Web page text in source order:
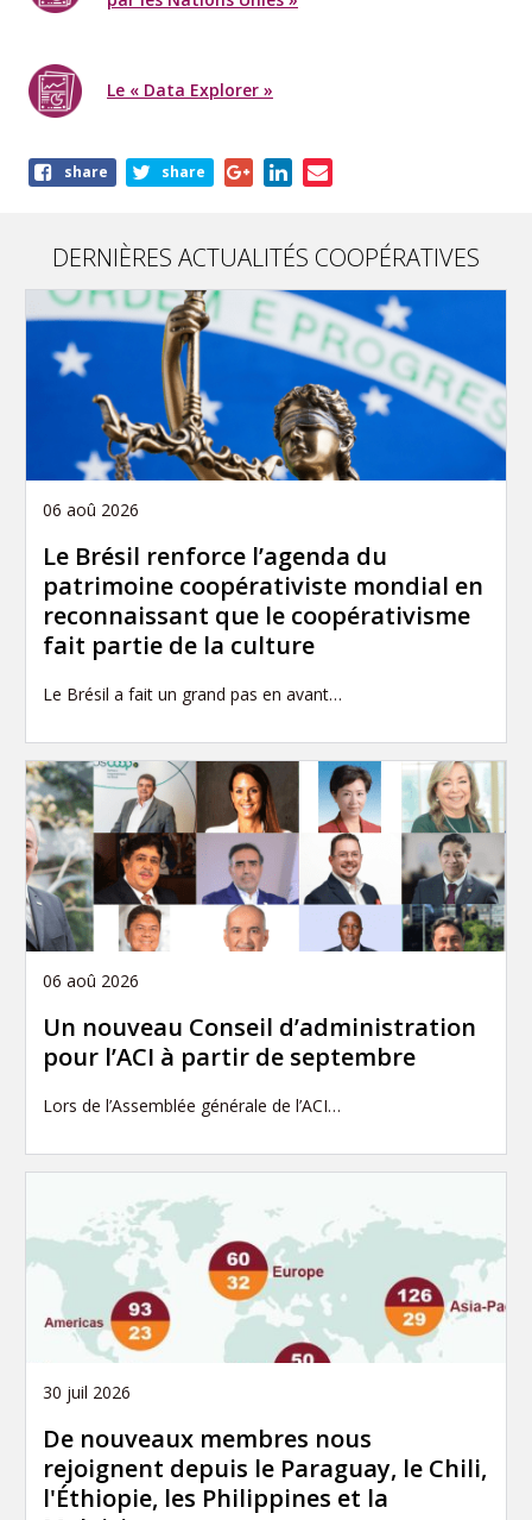
Le « Data Explorer »
Shareshare share
DERNIÈRES ACTUALITÉS COOPÉRATIVES
06 aoû 2026
Le Brésil renforce l’agenda du
patrimoine coopérativiste mondial en
reconnaissant que le coopérativisme
fait partie de la culture
Le Brésil a fait un grand pas en avant…
06 aoû 2026
Un nouveau Conseil d’administration
pour l’ACI à partir de septembre
Lors de l’Assemblée générale de l’ACI…
30 juil 2026
De nouveaux membres nous
rejoignent depuis le Paraguay, le Chili,
l'Éthiopie, les Philippines et la